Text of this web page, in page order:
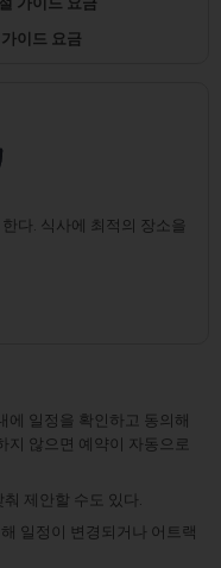
이드 요금
다. 식사에 최적의 장소을
일정을 확인하고 동의해
않으면 예약이 자동으로
제안할 수도 있다.
일정이 변경되거나 어트랙